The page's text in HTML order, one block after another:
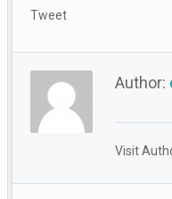
Tweet
Author:
Visit